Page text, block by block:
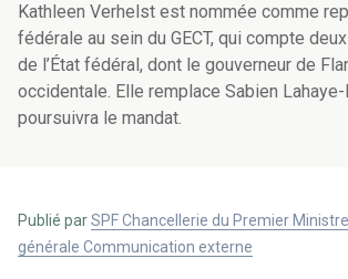
Kathleen Verhelst est nommée comme
fédérale au sein du GECT, qui compte
de l’État fédéral, dont le gouverneur de
occidentale. Elle remplace Sabien
poursuivra le mandat.
Publié parSPF Chancellerie du Premier
générale Communication externe